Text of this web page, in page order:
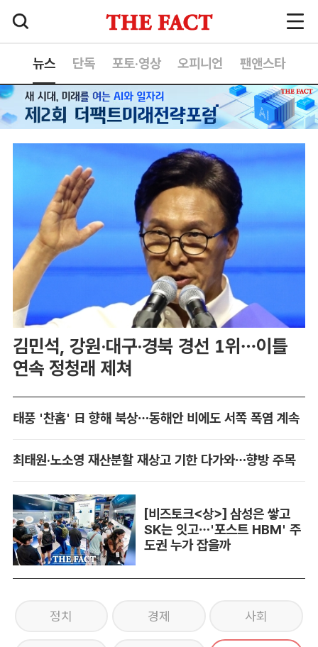
뉴스 단독 포토·영상 오피니언 팬앤스타
김민석, 강원·대구·경북 경선 1위…이틀
연속 정청래 제쳐
태풍 '찬홈' 日 향해 북상…동해안 비에도 서쪽 폭염 계속
최태원·노소영 재산분할 재상고 기한 다가와…향방 주목
[비즈토크<상>] 삼성은 쌓고
SK는 잇고…'포스트 HBM' 주
도권 누가 잡을까
정치 경제 사회